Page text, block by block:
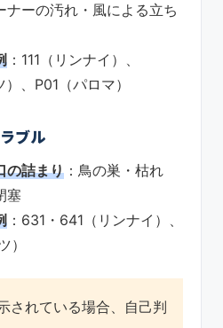
ナーの汚れ・風による立ち
：111（リンナイ）、
）、P01（パロマ）
ブル
の詰まり ：鳥の巣・枯れ
塞
：631・641（リンナイ）、
）
されている場合、自己判